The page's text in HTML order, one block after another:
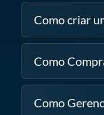
Como criar
Como
Como